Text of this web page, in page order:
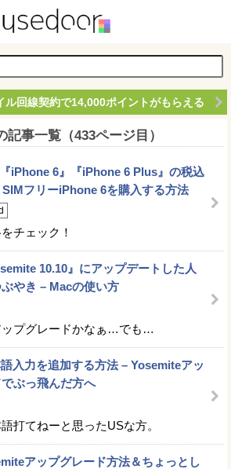
ル回線契約で14,000ポイントがもらえる
事一覧（433ページ目）
iPhone 6』『iPhone 6 Plus』の税込
フリーiPhone 6を購入する方法
チェック！
10.10』にアップデートした人
やき – Macの使い方
ップグレードかなぁ…でも…
入力を追加する方法 – Yosemiteアッ
ぶっ飛んだ方へ
打てねーと思ったUSな方。
アップグレード方法＆ちょっとし